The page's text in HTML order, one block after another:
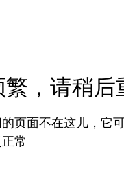
繁，请稍后
页面不在这儿，它
常